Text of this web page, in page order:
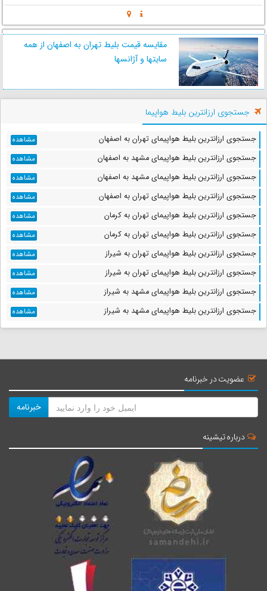
مجموعه امیر چخماق
فاصله : 2 کیلومتر
زمان : 6 دقیقه
مسجد جامع کبیر یزد
فاصله : 2 کیلومتر
زمان : 7 دقیقه
موزه آب یزد
فاصله : 2 کیلومتر
زمان : 5 دقیقه
امامزاده سید گلسرخ
فاصله : 2 کیلومتر
زمان : 6 دقیقه
امامزاده شاهزاده فاضل
فاصله : 2 کیلومتر
زمان : 6 دقیقه
امامزاده سهل بن علی یزد
خانه شکوهی
مقایسه قیمت بلیط تهران به اصفهان از همه
سایتها و آژانسها
جستجوی ارزانترین بلیط هواپیما
جستجوی ارزانترین بلیط هواپیمای تهران به اصفهان مشاهده
جستجوی ارزانترین بلیط هواپیمای مشهد به اصفهان مشاهده
جستجوی ارزانترین بلیط هواپیمای مشهد به اصفهان مشاهده
جستجوی ارزانترین بلیط هواپیمای تهران به اصفهان مشاهده
جستجوی ارزانترین بلیط هواپیمای تهران به کرمان مشاهده
جستجوی ارزانترین بلیط هواپیمای تهران به کرمان مشاهده
جستجوی ارزانترین بلیط هواپیمای تهران به شیراز مشاهده
جستجوی ارزانترین بلیط هواپیمای تهران به شیراز مشاهده
جستجوی ارزانترین بلیط هواپیمای مشهد به شیراز مشاهده
جستجوی ارزانترین بلیط هواپیمای مشهد به شیراز مشاهده
عضویت در خبرنامه
خبرنامه
درباره تیشینه